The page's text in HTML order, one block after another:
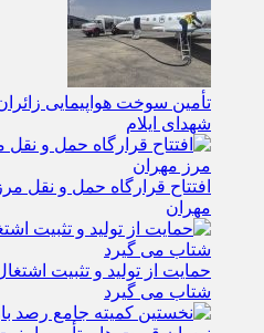
تأمین سوخت هواپیمایی
شهدای ایلام
افتتاح قرارگاه حمل‌ و
مهران
حمایت از تولید و تثبیت
شتاب می‌ گیرد